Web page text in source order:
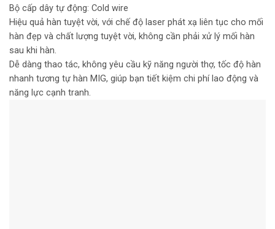
Bộ cấp dây tự động: Cold wire
Hiệu quả hàn tuyệt vời, với chế độ laser phát xạ liên tục cho mối
hàn đẹp và chất lượng tuyệt vời, không cần phải xử lý mối hàn
sau khi hàn.
Dễ dàng thao tác, không yêu cầu kỹ năng người thợ, tốc độ hàn
nhanh tương tự hàn MIG, giúp bạn tiết kiệm chi phí lao động và
năng lực cạnh tranh.